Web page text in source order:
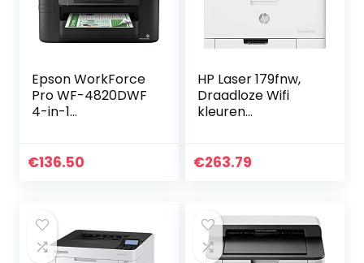
Epson WorkForce
Pro WF-4820DWF
4-in-1
duplexprinter/sca
€136.50
HP Laser 179fnw,
Draadloze Wifi
kleuren
(Printen, kopiëren,
€263.79